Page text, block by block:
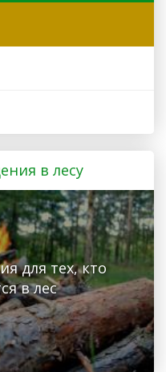
в лесу
для тех, кто
в лес